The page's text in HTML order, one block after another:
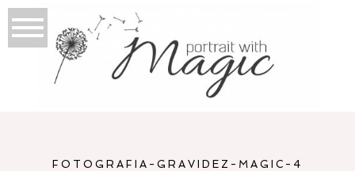
FOTOGRAFIA-GRAVIDEZ-MAGIC-4